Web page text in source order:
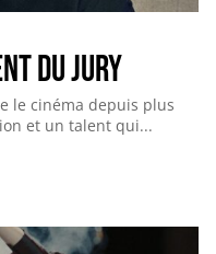
du Jury
le cinéma depuis plus
et un talent qui...